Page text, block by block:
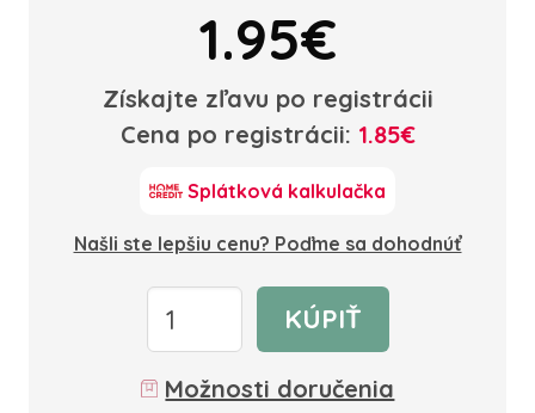
1.95€
Získajte zľavu po registrácii
Cena po registrácii: 1.85€
Splátková kalkulačka
Našli ste lepšiu cenu? Poďme sa dohodnúť
KÚPIŤ
Možnosti doručenia